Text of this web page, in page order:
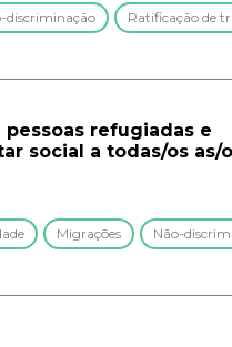
discriminação Ratificação de
refugiadas e
social a todas/os as/
Migrações Não-